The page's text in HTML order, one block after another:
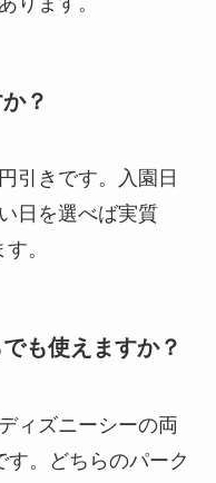
？
引きです。入園日
日を選べば実質
。
も使えますか？
ィズニーシーの両
。どちらのパーク